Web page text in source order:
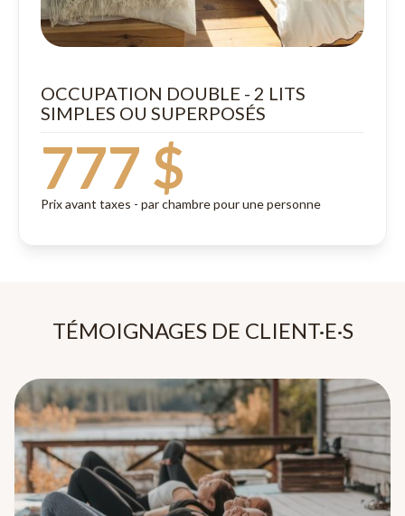
OCCUPATION DOUBLE - 2 LITS
SIMPLES OU SUPERPOSÉS
777 $
Prix avant taxes - par chambre pour une personne
TÉMOIGNAGES DE CLIENT·E·S